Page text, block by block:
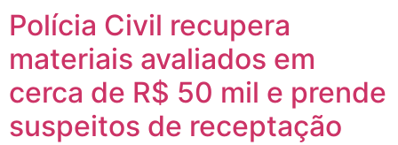
Polícia Civil recupera
materiais avaliados em
cerca de R$ 50 mil e prende
suspeitos de receptação